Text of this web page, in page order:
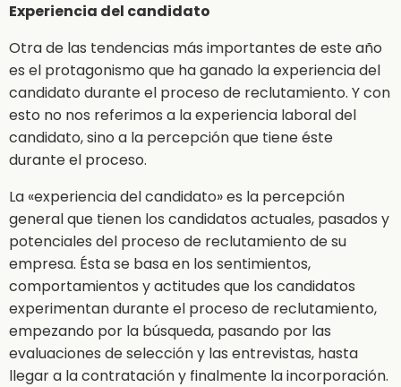
Experiencia del candidato
Otra de las tendencias más importantes de este año
es el protagonismo que ha ganado la experiencia del
candidato durante el proceso de reclutamiento. Y con
esto no nos referimos a la experiencia laboral del
candidato, sino a la percepción que tiene éste
durante el proceso.
La «experiencia del candidato» es la percepción
general que tienen los candidatos actuales, pasados y
potenciales del proceso de reclutamiento de su
empresa. Ésta se basa en los sentimientos,
comportamientos y actitudes que los candidatos
experimentan durante el proceso de reclutamiento,
empezando por la búsqueda, pasando por las
evaluaciones de selección y las entrevistas, hasta
llegar a la contratación y finalmente la incorporación.